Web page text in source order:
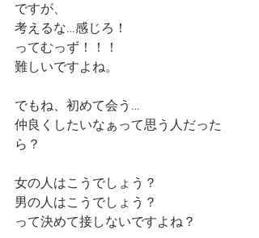
ですが、
考えるな…感じろ！
ってむっず！！！
難しいですよね。
でもね、初めて会う…
仲良くしたいなぁって思う人だった
ら？
女の人はこうでしょう？
男の人はこうでしょう？
って決めて接しないですよね？